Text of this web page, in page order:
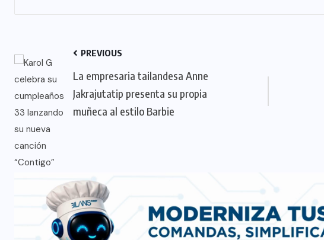
PREVIOUS
La empresaria tailandesa Anne
Jakrajutatip presenta su propia
muñeca al estilo Barbie